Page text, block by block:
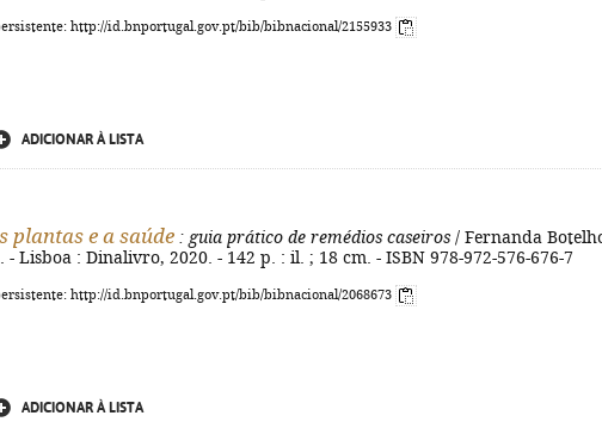
http://id.bnportugal.gov.pt/bib/bibnacional/2155933
ADICIONAR À LISTA
plantas e a saúde : guia prático de remédios caseiros / Fernanda
- Lisboa : Dinalivro, 2020. - 142 p. : il. ; 18 cm. - ISBN 978-972-576-676-7
http://id.bnportugal.gov.pt/bib/bibnacional/2068673
ADICIONAR À LISTA